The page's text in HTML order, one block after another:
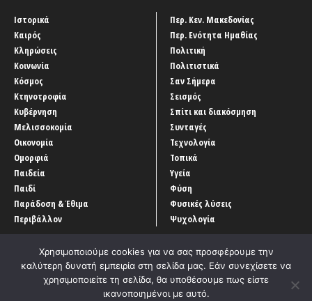
Ιστορικά
Καιρός
Κληρώσεις
Κοινωνία
Κόσμος
Κτηνοτροφία
Κυβέρνηση
Μελισσοκομία
Οικονομία
Ομορφιά
Παιδεία
Παιδί
Παράδοση & Έθιμα
Περιβάλλον
Περ. Κεν. Μακεδονίας
Περ. Ενότητα Ημαθίας
Πολιτική
Πολιτιστικά
Σαν Σήμερα
Σεισμός
Σπίτι και διακόσμηση
Συνταγές
Τεχνολογία
Τοπικά
Υγεία
Φύση
Φυσικές λύσεις
Ψυχολογία
‘Οροι χρήσης Αρχείο Άρθρων
Χρησιμοποιούμε cookies για να σας προσφέρουμε την
καλύτερη δυνατή εμπειρία στη σελίδα μας. Εάν συνεχίσετε να
χρησιμοποιείτε τη σελίδα, θα υποθέσουμε πως είστε
ικανοποιημένοι με αυτό.